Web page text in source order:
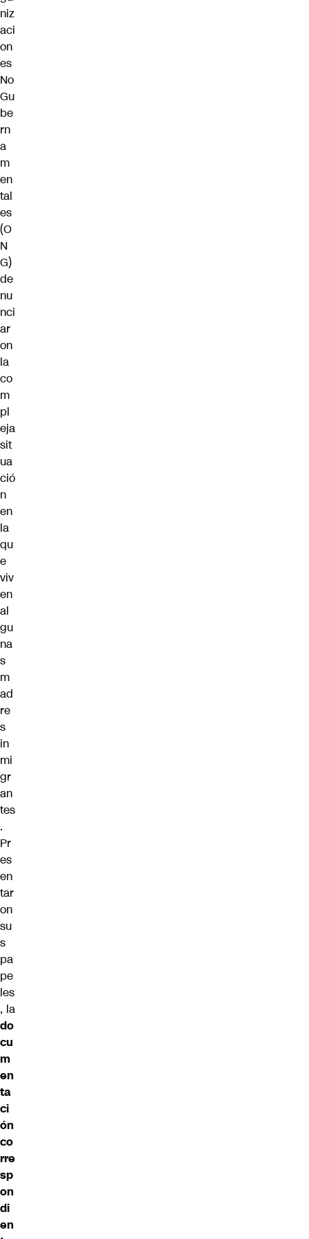
niz
aci
on
es
No
Gu
be
rn
a
m
en
tal
es
(O
N
G)
de
nu
nci
ar
on
la
co
m
pl
eja
sit
ua
ció
n
en
la
qu
e
viv
en
al
gu
na
s
m
ad
re
s
in
mi
gr
an
tes
.
Pr
es
en
tar
on
su
s
pa
pe
les
, la
do
cu
m
en
ta
ci
ón
co
rre
sp
on
di
en